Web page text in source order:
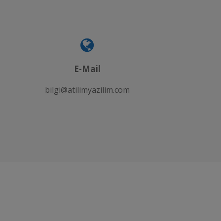
E-Mail
bilgi@atilimyazilim.com